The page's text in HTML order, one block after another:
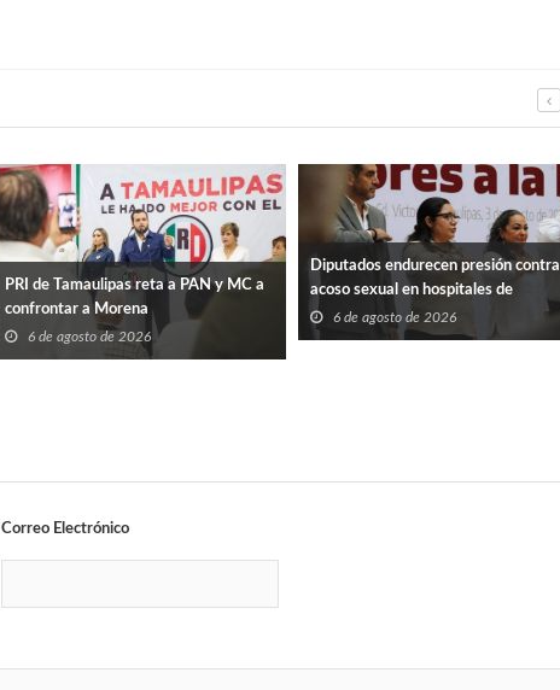
PRI de Tamaulipas reta a PAN y MC a
confrontar a Morena
6 de agosto de 2026
Diputados endurecen presión contra
acoso sexual en hospitales de
Tamaulipas
6 de agosto de 2026
Correo Electrónico